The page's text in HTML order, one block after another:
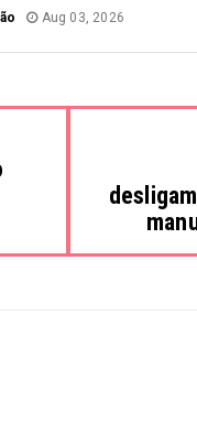
Aug 03, 2026